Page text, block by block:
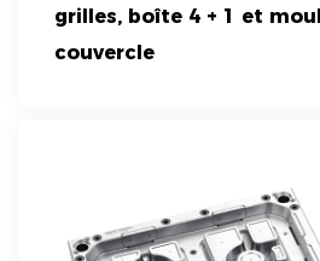
grilles, boîte 4 + 1 et
couvercle